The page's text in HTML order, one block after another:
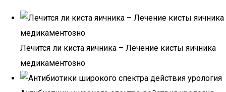
Лечится ли киста яичника – Лечение кисты яичника
медикаментозно